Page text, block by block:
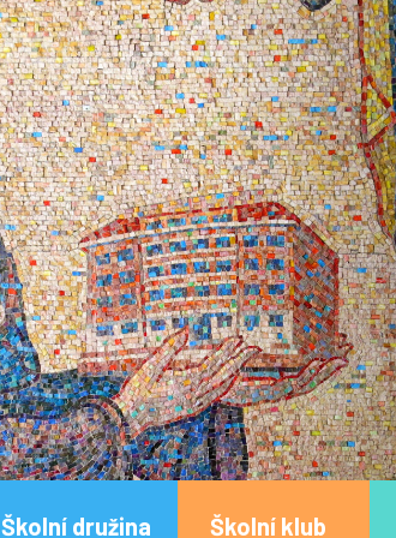
Školní družina Školní klub